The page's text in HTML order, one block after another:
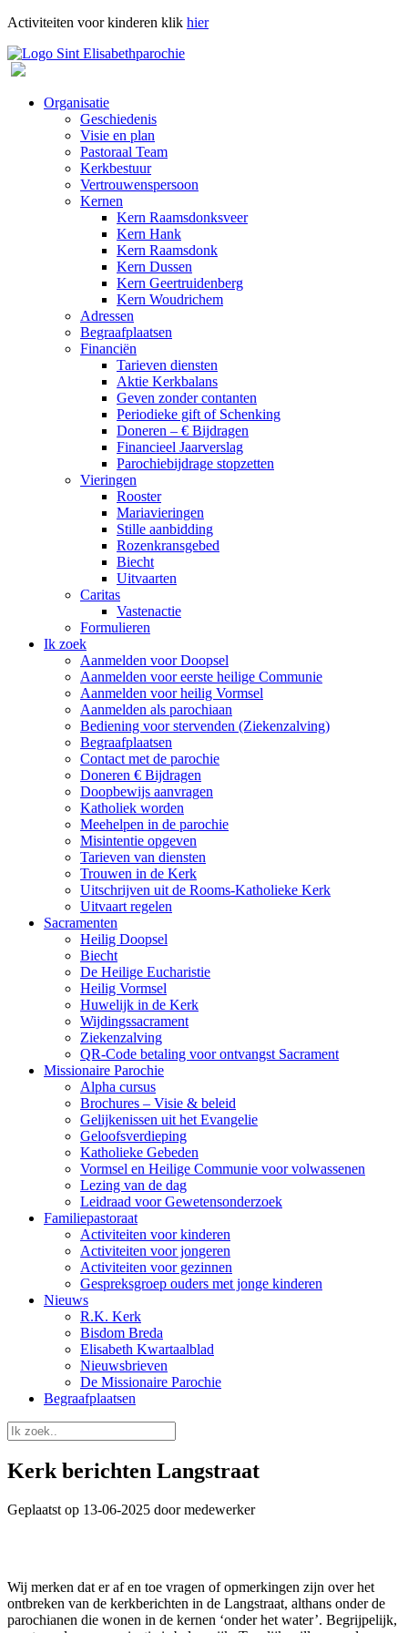
Activiteiten voor kinderen klik hier
Organisatie
Geschiedenis
Visie en plan
Pastoraal Team
Kerkbestuur
Vertrouwenspersoon
Kernen
Kern Raamsdonksveer
Kern Hank
Kern Raamsdonk
Kern Dussen
Kern Geertruidenberg
Kern Woudrichem
Adressen
Begraafplaatsen
Financiën
Tarieven diensten
Aktie Kerkbalans
Geven zonder contanten
Periodieke gift of Schenking
Doneren – € Bijdragen
Financieel Jaarverslag
Parochiebijdrage stopzetten
Vieringen
Rooster
Mariavieringen
Stille aanbidding
Rozenkransgebed
Biecht
Uitvaarten
Caritas
Vastenactie
Formulieren
Ik zoek
Aanmelden voor Doopsel
Aanmelden voor eerste heilige Communie
Aanmelden voor heilig Vormsel
Aanmelden als parochiaan
Bediening voor stervenden (Ziekenzalving)
Begraafplaatsen
Contact met de parochie
Doneren € Bijdragen
Doopbewijs aanvragen
Katholiek worden
Meehelpen in de parochie
Misintentie opgeven
Tarieven van diensten
Trouwen in de Kerk
Uitschrijven uit de Rooms-Katholieke Kerk
Uitvaart regelen
Sacramenten
Heilig Doopsel
Biecht
De Heilige Eucharistie
Heilig Vormsel
Huwelijk in de Kerk
Wijdingssacrament
Ziekenzalving
QR-Code betaling voor ontvangst Sacrament
Missionaire Parochie
Alpha cursus
Brochures – Visie & beleid
Gelijkenissen uit het Evangelie
Geloofsverdieping
Katholieke Gebeden
Vormsel en Heilige Communie voor volwassenen
Lezing van de dag
Leidraad voor Gewetensonderzoek
Familiepastoraat
Activiteiten voor kinderen
Activiteiten voor jongeren
Activiteiten voor gezinnen
Gespreksgroep ouders met jonge kinderen
Nieuws
R.K. Kerk
Bisdom Breda
Elisabeth Kwartaalblad
Nieuwsbrieven
De Missionaire Parochie
Begraafplaatsen
Kerk berichten Langstraat
Geplaatst op 13-06-2025 door medewerker
Wij merken dat er af en toe vragen of opmerkingen zijn over het
ontbreken van de kerkberichten in de Langstraat, althans onder de
parochianen die wonen in de kernen ‘onder het water’. Begrijpelijk,